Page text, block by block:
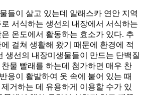
들이 살고 있는데 알래스카 연안 지역
서식하는 생선의 내장에서 서식하는
온도에서 활동하는 효소가 있다. 추
걸쳐 생활해 왔기 때문에 환경에 적
생선의 내장미생물들이 만드는 단백질
물 빨래를 하는데 첨가하면 매우 찬
응이 활발하여 옷 속에 붙어 있는 때
거하는 데 유용하게 이용할 수가 있